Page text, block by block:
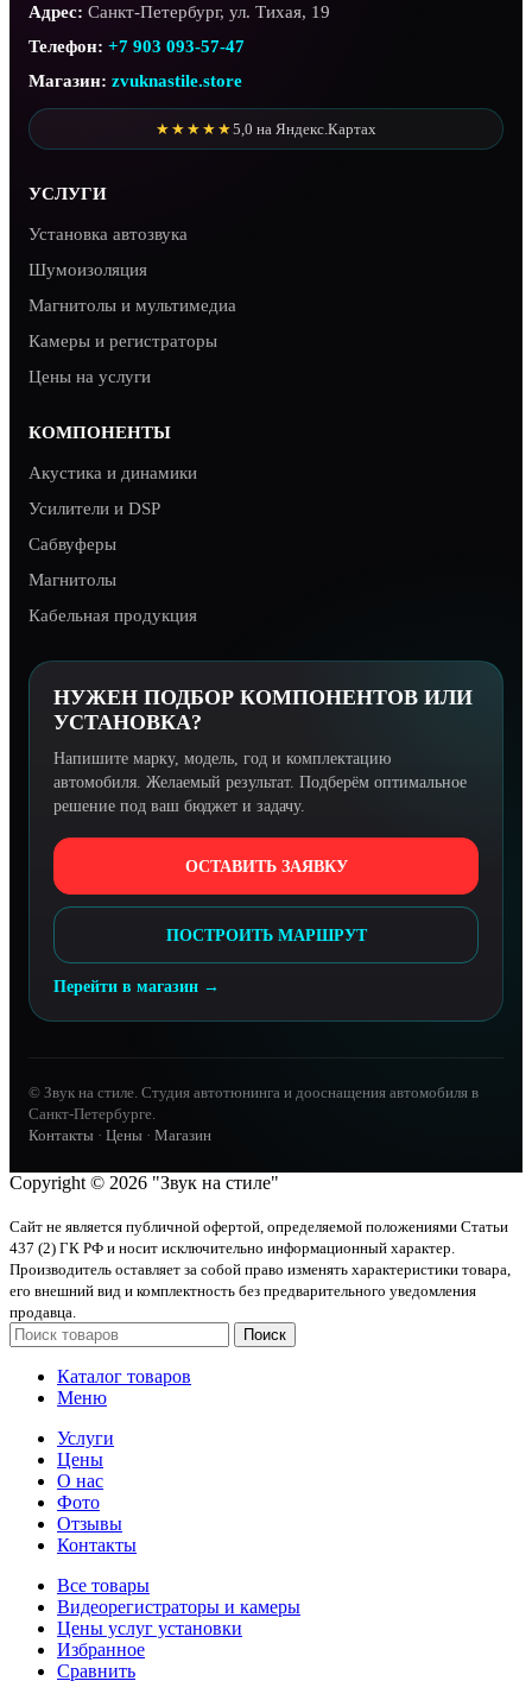
Адрес: Санкт-Петербург, ул. Тихая, 19
Телефон: +7 903 093-57-47
Магазин: zvuknastile.store
★★★★★5,0 на Яндекс.Картах
УСЛУГИ
Установка автозвука
Шумоизоляция
Магнитолы и мультимедиа
Камеры и регистраторы
Цены на услуги
КОМПОНЕНТЫ
Акустика и динамики
Усилители и DSP
Сабвуферы
Магнитолы
Кабельная продукция
НУЖЕН ПОДБОР КОМПОНЕНТОВ ИЛИ
УСТАНОВКА?
Напишите марку, модель, год и комплектацию
автомобиля. Желаемый результат. Подберём оптимальное
решение под ваш бюджет и задачу.
ОСТАВИТЬ ЗАЯВКУ
ПОСТРОИТЬ МАРШРУТ
Перейти в магазин →
© Звук на стиле. Студия автотюнинга и дооснащения автомобиля в
Санкт-Петербурге.
Контакты · Цены · Магазин
Copyright © 2026 "Звук на стиле"
Сайт не является публичной офертой, определяемой положениями Статьи
437 (2) ГК РФ и носит исключительно информационный характер.
Производитель оставляет за собой право изменять характеристики товара,
его внешний вид и комплектность без предварительного уведомления
продавца.
Поиск
Каталог товаров
Меню
Услуги
Цены
О нас
Фото
Отзывы
Контакты
Все товары
Видеорегистраторы и камеры
Цены услуг установки
Избранное
Сравнить